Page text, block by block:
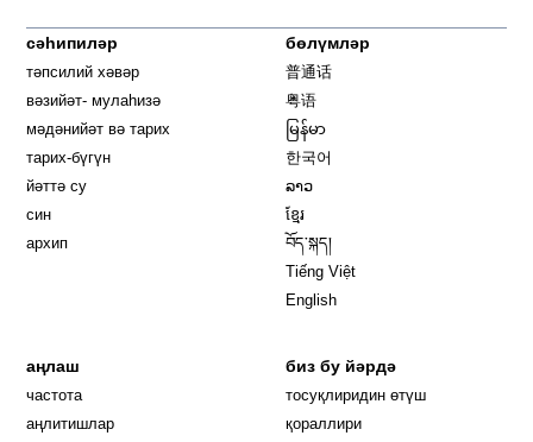
сәһипиләр
тәпсилий хәвәр
вәзийәт- мулаһизә
мәдәнийәт вә тарих
тарих-бүгүн
йәттә су
син
архип
бөлүмләр
普通话
粤语
မြန်မာ
한국어
ລາວ
ខ្មែរ
བོད་སྐད།
Tiếng Việt
English
аңлаш
частота
аңлитишлар
биз бу йәрдә
тосуқлиридин өтүш
қораллири